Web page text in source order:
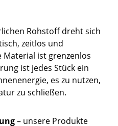
Rohstoff dreht sich
zeitlos und
Material ist grenzenlos
ist jedes Stück ein
es zu nutzen,
zu schließen.
– unsere Produkte